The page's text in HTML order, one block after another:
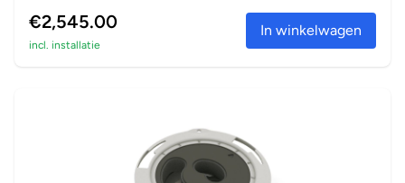
€2,545.00
incl. installatie
In winkelwagen